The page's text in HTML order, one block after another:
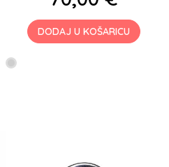
DODAJ U KOŠARICU